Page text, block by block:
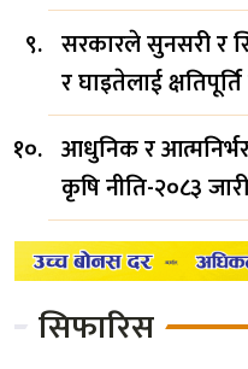
सरकारले सुनसरी र
र घाइतेलाई
आधुनिक र आत्मनिर्भर
कृषि नीति-२०८३ जारी
सिफारिस